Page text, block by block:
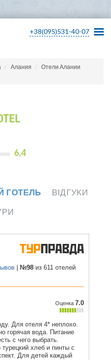
+38(095)531-40-07
Алания
Отели Алании
6,4
ГОТЕЛЬ
ВІДГУКИ